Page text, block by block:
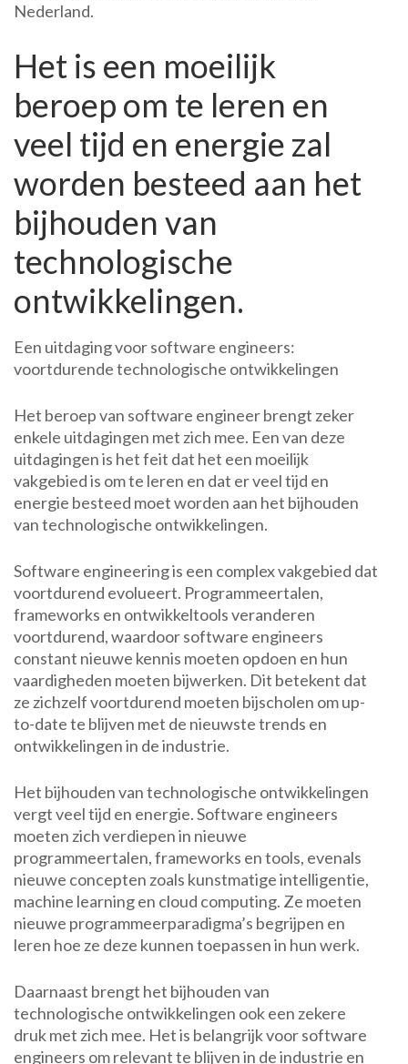
Nederland.
Het is een moeilijk
beroep om te leren en
veel tijd en energie zal
worden besteed aan het
bijhouden van
technologische
ontwikkelingen.
Een uitdaging voor software engineers:
voortdurende technologische ontwikkelingen
Het beroep van software engineer brengt zeker
enkele uitdagingen met zich mee. Een van deze
uitdagingen is het feit dat het een moeilijk
vakgebied is om te leren en dat er veel tijd en
energie besteed moet worden aan het bijhouden
van technologische ontwikkelingen.
Software engineering is een complex vakgebied dat
voortdurend evolueert. Programmeertalen,
frameworks en ontwikkeltools veranderen
voortdurend, waardoor software engineers
constant nieuwe kennis moeten opdoen en hun
vaardigheden moeten bijwerken. Dit betekent dat
ze zichzelf voortdurend moeten bijscholen om up-
to-date te blijven met de nieuwste trends en
ontwikkelingen in de industrie.
Het bijhouden van technologische ontwikkelingen
vergt veel tijd en energie. Software engineers
moeten zich verdiepen in nieuwe
programmeertalen, frameworks en tools, evenals
nieuwe concepten zoals kunstmatige intelligentie,
machine learning en cloud computing. Ze moeten
nieuwe programmeerparadigma’s begrijpen en
leren hoe ze deze kunnen toepassen in hun werk.
Daarnaast brengt het bijhouden van
technologische ontwikkelingen ook een zekere
druk met zich mee. Het is belangrijk voor software
engineers om relevant te blijven in de industrie en